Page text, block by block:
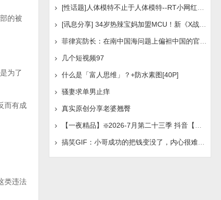
的被
为了
而有成
类违法
[讯息分享] 34岁热辣宝妈加盟MCU！新《X战警》白皇后选
几个短视频97
什么是「富人思维」？+防水素图[40P]
骚妻求单男止痒
真实原创分享老婆翘臀
搞笑GIF：小哥成功的把钱变没了，内心很难接受这个现实